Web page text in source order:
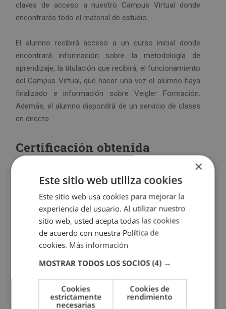
claves de acceso a nuestro Campus Virtual donde
encontrarás todo el material de estudio.
El alumno recibirá acceso a un curso inicial donde
encontrará información sobre la metodología de
aprendizaje, la titulación que recibirá, el funcionamiento
del Campus Virtual, qué hacer una vez el alumno haya
finalizado e información sobre Veigler Formación.
Además, el alumno dispondrá de un servicio de clases
en directo.
Certificación obtenida
Una vez finalizados los estudios y superadas las
pruebas de evaluación, el alumno recibirá un diploma
que certifica el “MAESTRÍA INTERNACIONAL EN
COACHING (Titulación EUROPEA VEIGLER BUSINESS
SCHOOL + Titulación Universitaria GLOBAL UNIVERSITY
MÉXICO)”, de VEIGLER FORMACIÓN, avalada por
nuestra condición de socios de la AEEN, máxima
aquíla ficha formativa
×
Este sitio web utiliza cookies
Este sitio web usa cookies para mejorar la
experiencia del usuario. Al utilizar nuestro
sitio web, usted acepta todas las cookies
de acuerdo con nuestra Política de
cookies. Más información
MOSTRAR TODOS LOS SOCIOS(4) →
Cookies
estrictamente
necesarias
Cookies de
rendimiento